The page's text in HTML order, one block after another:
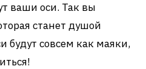
ваши оси. Так вы
станет душой
будут совсем как маяки,